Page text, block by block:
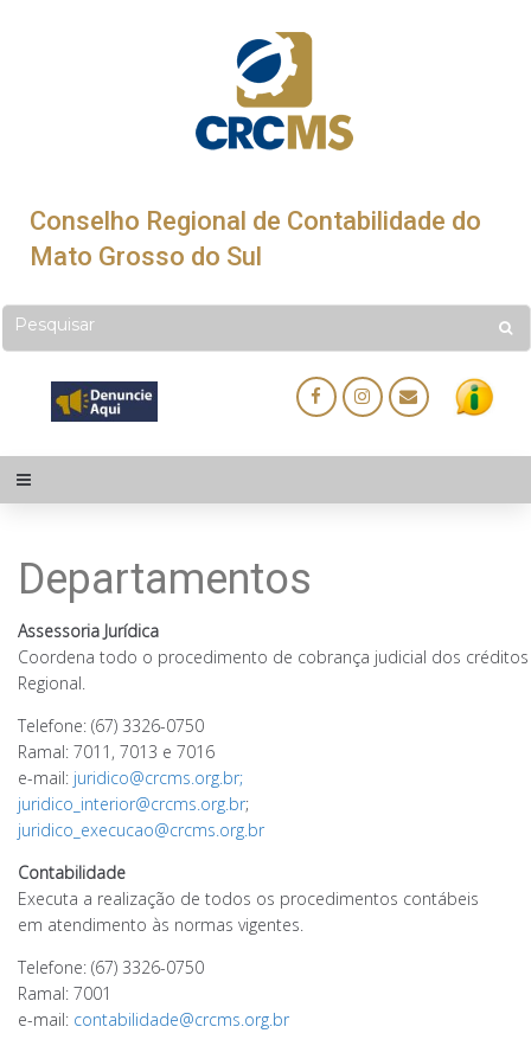
Conselho Regional de Contabilidade do
Mato Grosso do Sul
Departamentos
Assessoria Jurídica
Coordena todo o procedimento de cobrança judicial dos
Regional.
Telefone: (67) 3326-0750
Ramal: 7011, 7013 e 7016
e-mail: juridico@crcms.org.br;
juridico_interior@crcms.org.br;
juridico_execucao@crcms.org.br
Contabilidade
Executa a realização de todos os procedimentos contábeis
em atendimento às normas vigentes.
Telefone: (67) 3326-0750
Ramal: 7001
e-mail: contabilidade@crcms.org.br